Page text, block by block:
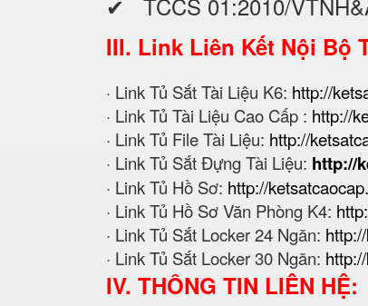
III. Link Liên Kết Nội Bộ
· Link Tủ Sắt Tài Liệu K6: http://
· Link Tủ Tài Liệu Cao Cấp : http://
· Link Tủ File Tài Liệu: http://
· Link Tủ Sắt Đựng Tài Liệu: http://
· Link Tủ Hồ Sơ: http://
· Link Tủ Hồ Sơ Văn Phòng K4:
· Link Tủ Sắt Locker 24 Ngăn:
· Link Tủ Sắt Locker 30 Ngăn:
IV. THÔNG TIN LIÊN HỆ: